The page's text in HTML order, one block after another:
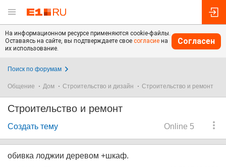
На информационном ресурсе применяются cookie-файлы.
Оставаясь на сайте, вы подтверждаете свое согласие на
их использование.
Согласен
Поиск по форумам
Общение Дом Строительство и дизайн Строительство и ремонт
Строительство и ремонт
Online 5
Создать тему
обивка лоджии деревом +шкаф.